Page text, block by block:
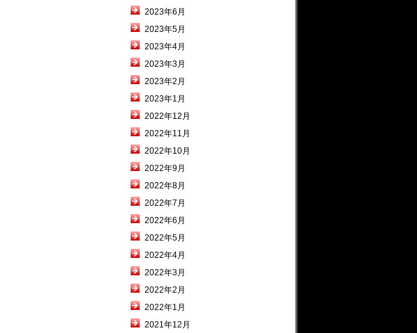
2023年6月
2023年5月
2023年4月
2023年3月
2023年2月
2023年1月
2022年12月
2022年11月
2022年10月
2022年9月
2022年8月
2022年7月
2022年6月
2022年5月
2022年4月
2022年3月
2022年2月
2022年1月
2021年12月